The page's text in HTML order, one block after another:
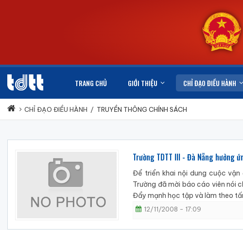
TRANG CHỦ GIỚI THIỆU CHỈ ĐẠO ĐIỀU HÀNH
CHỈ ĐẠO ĐIỀU HÀNH / TRUYỀN THÔNG CHÍNH SÁCH
Trường TDTT III - Đà Nẵng hưởng
Để triển khai nội dung cuộc
Trường đã mời báo cáo viên nói
Đẩy mạnh học tập và làm theo
12/11/2008 - 17:09